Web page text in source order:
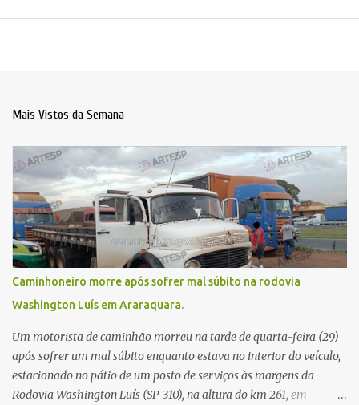
Mais Vistos da Semana
Caminhoneiro morre após sofrer mal súbito na rodovia
Washington Luís em Araraquara.
Um motorista de caminhão morreu na tarde de quarta-feira (29)
após sofrer um mal súbito enquanto estava no interior do veículo,
estacionado no pátio de um posto de serviços às margens da
Rodovia Washington Luís (SP-310), na altura do km 261, em